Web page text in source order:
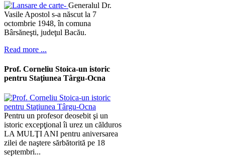
Generalul Dr.
Vasile Apostol s-a născut la 7
octombrie 1948, în comuna
Bârsăneşti, judeţul Bacău.
Read more ...
Prof. Corneliu Stoica-un istoric
pentru Staţiunea Târgu-Ocna
Pentru un profesor deosebit şi un
istoric excepţional îi urez un călduros
LA MULŢI ANI pentru aniversarea
zilei de naştere sărbătorită pe 18
septembri...